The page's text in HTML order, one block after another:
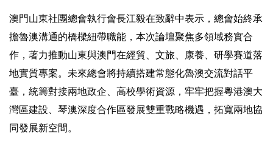
澳門山東社團總會執行會長江毅在致辭中表示，總會始終承
擔魯澳溝通的橋樑紐帶職能，本次論壇聚焦多領域務實合
作，著力推動山東與澳門在經貿、文旅、康養、研學賽道落
地實質專案。未來總會將持續搭建常態化魯澳交流對話平
臺，統籌對接兩地政企、高校學術資源，牢牢把握粵港澳大
灣區建設、琴澳深度合作區發展雙重戰略機遇，拓寬兩地協
同發展新空間。